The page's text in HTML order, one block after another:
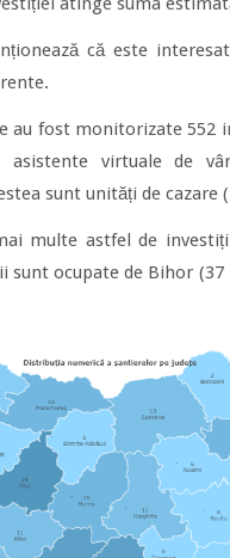
că este
au fost monitorizate 552
asistente virtuale de
sunt unități de cazare
multe astfel de
sunt ocupate de Bihor